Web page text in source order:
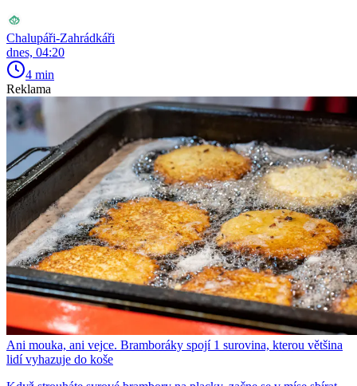
Chalupáři-Zahrádkáři
dnes, 04:20
4 min
Reklama
Ani mouka, ani vejce. Bramboráky spojí 1 surovina, kterou většina
lidí vyhazuje do koše